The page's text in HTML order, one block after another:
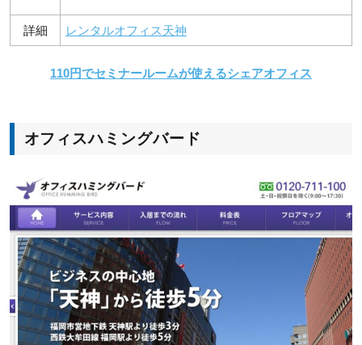
詳細 レンタルオフィス天神
110円でセミナールームが使えるシェアオフィス
オフィスハミングバード